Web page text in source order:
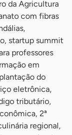
da Agricultura
com fibras
startup summit
professores
em
do
eletrônica,
tributário,
2ª
regional,